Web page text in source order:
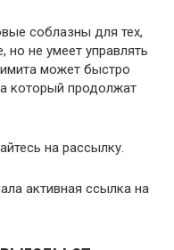
соблазны для тех,
но не умеет управлять
может быстро
который продолжат
на рассылку.
активная ссылка на